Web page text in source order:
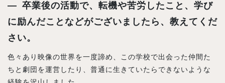
卒業後の活動で、転機や苦労したこと、学び
に励んだことなどがございましたら、教えてくだ
さい。
色々あり映像の世界を一度諦め、この学校で出会った仲間た
ちと劇団を運営したり、普通に生きていたらできないような